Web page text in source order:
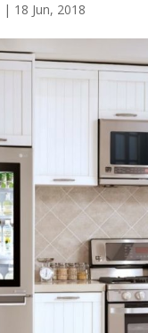
| 18 Jun, 2018